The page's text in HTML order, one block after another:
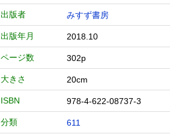
出版者 みすず書房
出版年月 2018.10
ページ数 302p
大きさ 20cm
ISBN 978-4-622-08737-3
分類 611